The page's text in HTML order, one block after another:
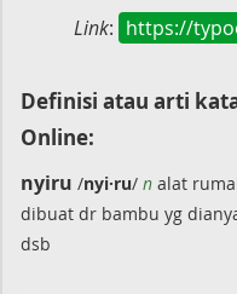
Link: https://
Definisi atau arti
Online:
nyiru /nyi·ru/ n alat
dibuat dr bambu yg
dsb